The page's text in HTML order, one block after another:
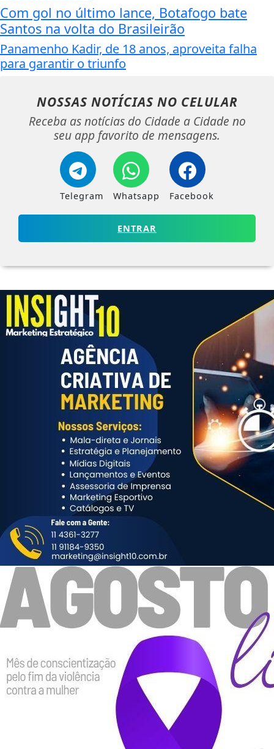
Com gol no último lance, Botafogo bate
Santos na volta do Brasileirão
Panamenho Kadir, de 18 anos, aproveita falha
para garantir o triunfo
NOSSAS NOTÍCIAS NO CELULAR
Receba as notícias do Cidade a Cidade no
seu app favorito de mensagens.
Telegram Whatsapp Facebook
ENTRAR